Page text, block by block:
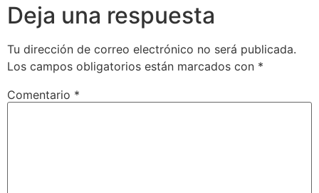
Deja una respuesta
Tu dirección de correo electrónico no será publicada.
Los campos obligatorios están marcados con *
Comentario *